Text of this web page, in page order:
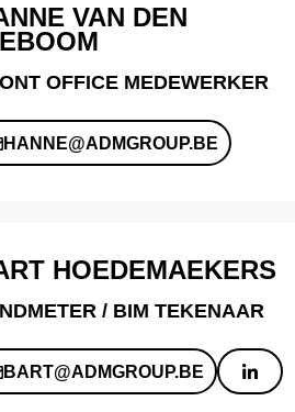
VAN DEN
OFFICE MEDEWERKER
HANNE@ADMGROUP.BE
HOEDEMAEKERS
/ BIM TEKENAAR
BART@ADMGROUP.BE